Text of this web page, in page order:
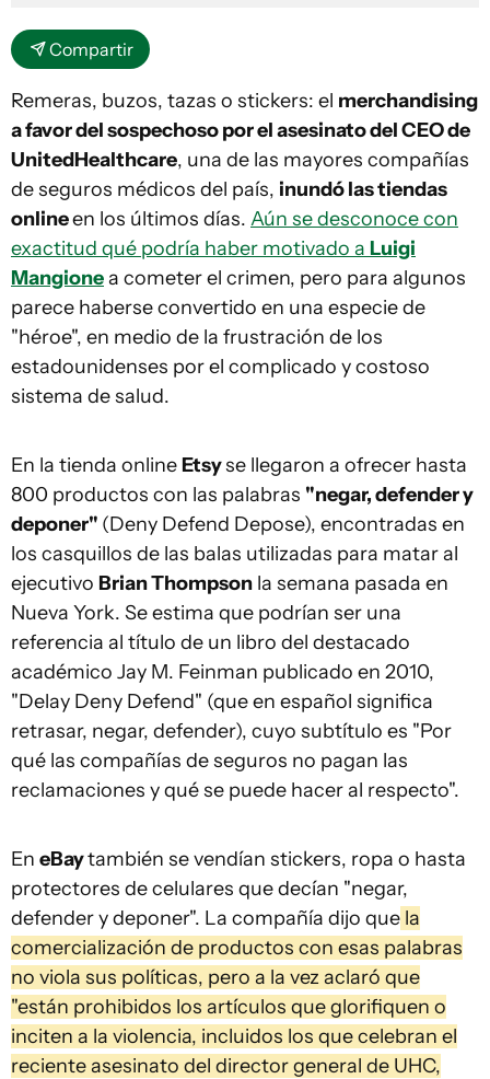
Compartir
Remeras, buzos, tazas o stickers: el merchandising
a favor del sospechoso por el asesinato del CEO de
UnitedHealthcare, una de las mayores compañías
de seguros médicos del país, inundó las tiendas
onlineen los últimos días. Aún se desconoce con
exactitud qué podría haber motivado a Luigi
Mangionea cometer el crimen, pero para algunos
parece haberse convertido en una especie de
"héroe", en medio de la frustración de los
estadounidenses por el complicado y costoso
sistema de salud.
En la tienda online Etsyse llegaron a ofrecer hasta
800 productos con las palabras "negar, defender y
deponer" (Deny Defend Depose), encontradas en
los casquillos de las balas utilizadas para matar al
ejecutivo Brian Thompson la semana pasada en
Nueva York. Se estima que podrían ser una
referencia al título de un libro del destacado
académico Jay M. Feinman publicado en 2010,
"Delay Deny Defend" (que en español significa
retrasar, negar, defender), cuyo subtítulo es "Por
qué las compañías de seguros no pagan las
reclamaciones y qué se puede hacer al respecto".
En eBaytambién se vendían stickers, ropa o hasta
protectores de celulares que decían "negar,
defender y deponer". La compañía dijo que la
comercialización de productos con esas palabras
no viola sus políticas, pero a la vez aclaró que
"están prohibidos los artículos que glorifiquen o
inciten a la violencia, incluidos los que celebran el
reciente asesinato del director general de UHC,